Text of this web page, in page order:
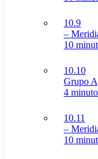
10.9
–
10
10.10
Grupo
4
10.11
–
10